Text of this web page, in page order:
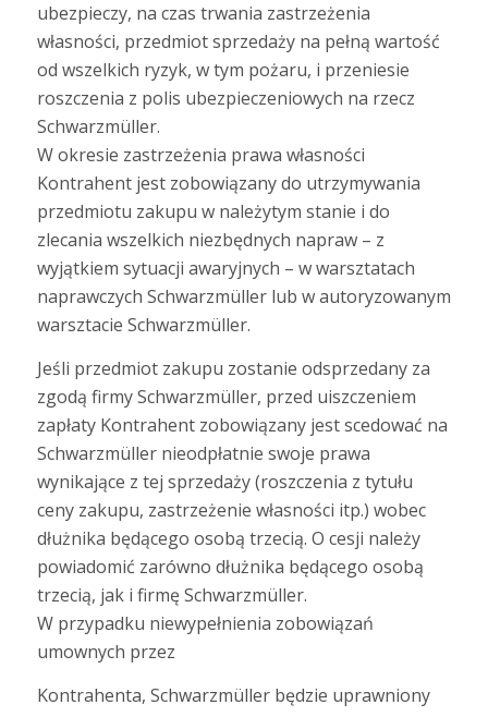
ubezpieczy, na czas trwania zastrzeżenia
własności, przedmiot sprzedaży na pełną wartość
od wszelkich ryzyk, w tym pożaru, i przeniesie
roszczenia z polis ubezpieczeniowych na rzecz
Schwarzmüller.
W okresie zastrzeżenia prawa własności
Kontrahent jest zobowiązany do utrzymywania
przedmiotu zakupu w należytym stanie i do
zlecania wszelkich niezbędnych napraw – z
wyjątkiem sytuacji awaryjnych – w warsztatach
naprawczych Schwarzmüller lub w autoryzowanym
warsztacie Schwarzmüller.
Jeśli przedmiot zakupu zostanie odsprzedany za
zgodą firmy Schwarzmüller, przed uiszczeniem
zapłaty Kontrahent zobowiązany jest scedować na
Schwarzmüller nieodpłatnie swoje prawa
wynikające z tej sprzedaży (roszczenia z tytułu
ceny zakupu, zastrzeżenie własności itp.) wobec
dłużnika będącego osobą trzecią. O cesji należy
powiadomić zarówno dłużnika będącego osobą
trzecią, jak i firmę Schwarzmüller.
W przypadku niewypełnienia zobowiązań
umownych przez
Kontrahenta, Schwarzmüller będzie uprawniony